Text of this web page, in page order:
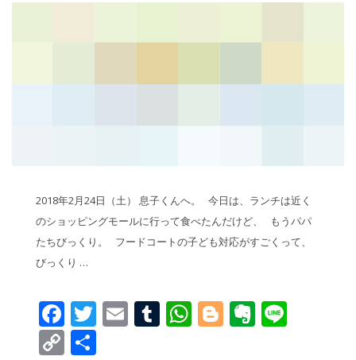
2018年2月24日（土） 息子くんへ。 今日は、ランチは近く
のショッピングモールに行って食べたんだけど、 もうパパ
たちびっくり。 フードコートの子ども対応がすごくって、
びっくり …
Facebook
Twitter
EmailTumblr
WhatsApp
Blogger
Copy